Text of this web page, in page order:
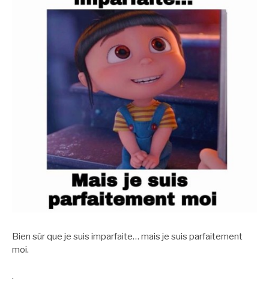
Bien sûr que je suis imparfaite… mais je suis parfaitement
moi.
.